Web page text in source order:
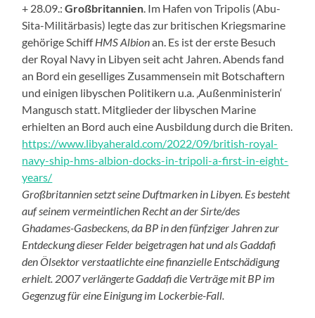
+ 28.09.:Großbritannien . Im Hafen von Tripolis (Abu-
Sita-Militärbasis) legte daszur britischen Kriegsmarine
gehörige SchiffHMS Albionan. Es ist der erste Besuch
der Royal Navy in Libyen seit acht Jahren. Abends fand
an Bord ein geselliges Zusammensein mit Botschaftern
und einigen libyschen Politikern u.a. ‚Außenministerin‘
Mangusch statt. Mitglieder der libyschen Marine
erhielten an Bord auch eine Ausbildung durch die Briten.
https://www.libyaherald.com/2022/09/british-royal-
navy-ship-hms-albion-docks-in-tripoli-a-first-in-eight-
years/
Großbritannien setzt seine Duftmarken in Libyen. Es besteht
auf seinem vermeintlichen Recht an der Sirte/des
Ghadames-Gasbeckens, da BP in den fünfziger Jahren zur
Entdeckung dieser Felder beigetragen hat undalsGaddafi
den Ölsektor verstaatlichteeinefinanzielle Entschädigung
erhielt. 2007 verlängerteGaddafidie Verträge mitBP im
Gegenzugfüreine Einigung im Lockerbie-Fall.